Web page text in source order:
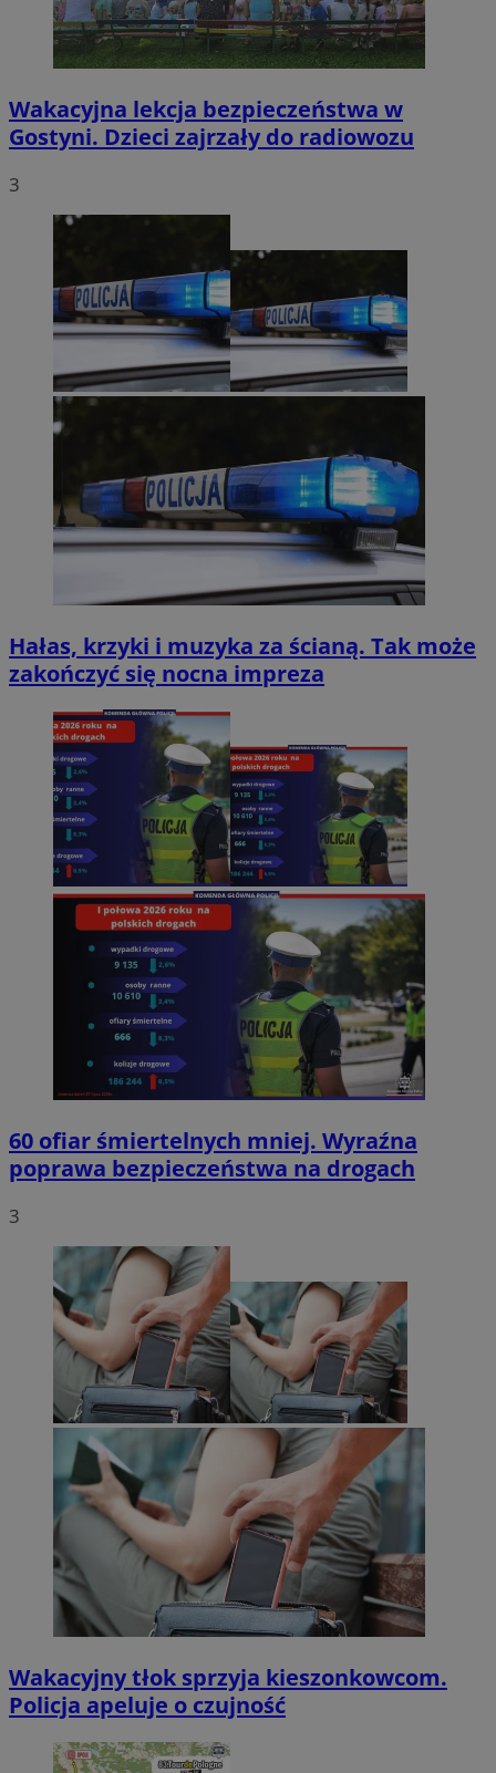
Wakacyjna lekcja bezpieczeństwa w
Gostyni. Dzieci zajrzały do radiowozu
3
Hałas, krzyki i muzyka za ścianą. Tak może
zakończyć się nocna impreza
60 ofiar śmiertelnych mniej. Wyraźna
poprawa bezpieczeństwa na drogach
3
Wakacyjny tłok sprzyja kieszonkowcom.
Policja apeluje o czujność